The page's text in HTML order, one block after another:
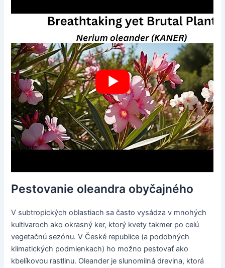
Pestovanie oleandra obyčajného
V subtropických oblastiach sa často vysádza v mnohých
kultivaroch ako okrasný ker, ktorý kvety takmer po celú
vegetačnú sezónu. V České republice (a podobných
klimatických podmienkach) ho možno pestovať ako
kbelíkovou rastlinu. Oleander je slunomilná drevina, ktorá